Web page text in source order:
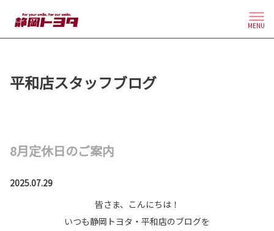
MENU
平和店スタッフブログ
8月定休日のご案内
2025.07.29
皆さま、こんにちは！
いつも静岡トヨタ・平和店のブログを